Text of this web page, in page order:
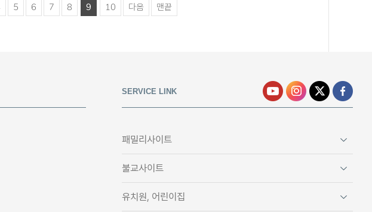
5 6 7 8 9 10 다음 맨끝
SERVICE LINK
패밀리사이트
불교사이트
유치원, 어린이집